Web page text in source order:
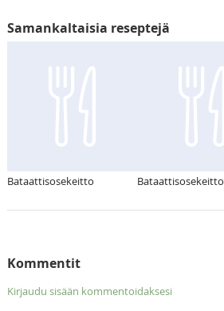
Samankaltaisia reseptejä
Bataattisosekeitto Bataattisosekeitto
Kommentit
Kirjaudu sisään kommentoidaksesi